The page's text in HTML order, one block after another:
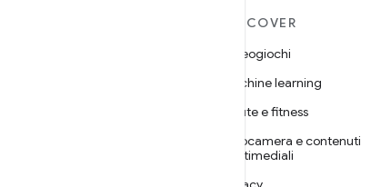
DISCOVER
Videogiochi
Machine learning
Salute e fitness
Fotocamera e contenuti
multimediali